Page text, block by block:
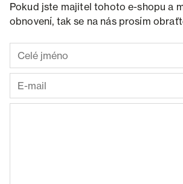
Pokud jste majitel tohoto e-shopu a
obnovení, tak se na nás prosím